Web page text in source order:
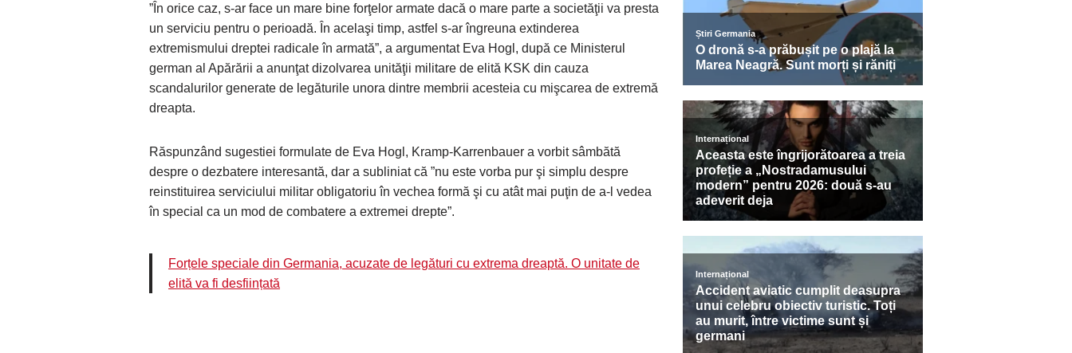
”În orice caz, s-ar face un mare bine forţelor armate dacă o mare parte a societăţii va presta
un serviciu pentru o perioadă. În acelaşi timp, astfel s-ar îngreuna extinderea
extremismului dreptei radicale în armată”, a argumentat Eva Hogl, după ce Ministerul
german al Apărării a anunţat dizolvarea unităţii militare de elită KSK din cauza
scandalurilor generate de legăturile unora dintre membrii acesteia cu mişcarea de extremă
dreapta.
Răspunzând sugestiei formulate de Eva Hogl, Kramp-Karrenbauer a vorbit sâmbătă
despre o dezbatere interesantă, dar a subliniat că ”nu este vorba pur şi simplu despre
reinstituirea serviciului militar obligatoriu în vechea formă şi cu atât mai puţin de a-l vedea
în special ca un mod de combatere a extremei drepte”.
Forțele speciale din Germania, acuzate de legături cu extrema dreaptă. O unitate de
elită va fi desființată